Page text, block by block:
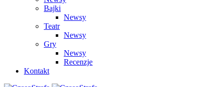
Bajki
Newsy
Teatr
Newsy
Gry
Newsy
Recenzje
Kontakt